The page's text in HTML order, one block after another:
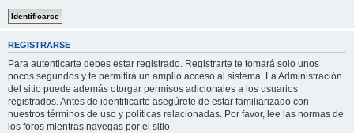
REGISTRARSE
Para autenticarte debes estar registrado. Registrarte te tomará solo unos
pocos segundos y te permitirá un amplio acceso al sistema. La Administración
del sitio puede además otorgar permisos adicionales a los usuarios
registrados. Antes de identificarte asegúrete de estar familiarizado con
nuestros términos de uso y políticas relacionadas. Por favor, lee las normas de
los foros mientras navegas por el sitio.